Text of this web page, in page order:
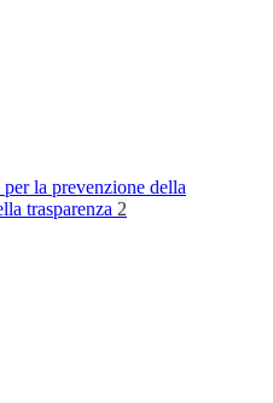
la prevenzione della
trasparenza 2